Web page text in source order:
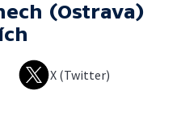
(Ostrava)
X (Twitter)